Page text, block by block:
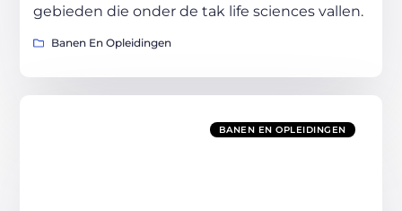
gebieden die onder de tak life sciences vallen.
Banen En Opleidingen
BANEN EN OPLEIDINGEN